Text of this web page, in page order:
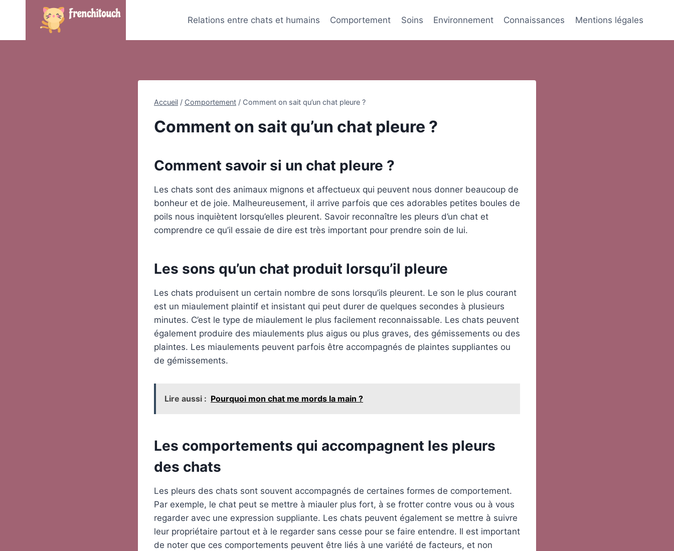
Relations entre chats et humains Comportement Soins Environnement Connaissances Mentions légales
Accueil / Comportement / Comment on sait qu’un chat pleure ?
Comment on sait qu’un chat pleure ?
Comment savoir si un chat pleure ?
Les chats sont des animaux mignons et affectueux qui peuvent nous donner beaucoup de
bonheur et de joie. Malheureusement, il arrive parfois que ces adorables petites boules de
poils nous inquiètent lorsqu’elles pleurent. Savoir reconnaître les pleurs d’un chat et
comprendre ce qu’il essaie de dire est très important pour prendre soin de lui.
Les sons qu’un chat produit lorsqu’il pleure
Les chats produisent un certain nombre de sons lorsqu’ils pleurent. Le son le plus courant
est un miaulement plaintif et insistant qui peut durer de quelques secondes à plusieurs
minutes. C’est le type de miaulement le plus facilement reconnaissable. Les chats peuvent
également produire des miaulements plus aigus ou plus graves, des gémissements ou des
plaintes. Les miaulements peuvent parfois être accompagnés de plaintes suppliantes ou
de gémissements.
Lire aussi : Pourquoi mon chat me mords la main ?
Les comportements qui accompagnent les pleurs
des chats
Les pleurs des chats sont souvent accompagnés de certaines formes de comportement.
Par exemple, le chat peut se mettre à miauler plus fort, à se frotter contre vous ou à vous
regarder avec une expression suppliante. Les chats peuvent également se mettre à suivre
leur propriétaire partout et à le regarder sans cesse pour se faire entendre. Il est important
de noter que ces comportements peuvent être liés à une variété de facteurs, et non